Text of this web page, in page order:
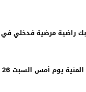
راضية مرضية فدخلي في
تلقينا ببالغ الحزن والاسى نبأ وفاة جد الصحافي بمجلة “صدى تاونات” كريم باجو الذي وافتها المنية يوم أمس السبت 26